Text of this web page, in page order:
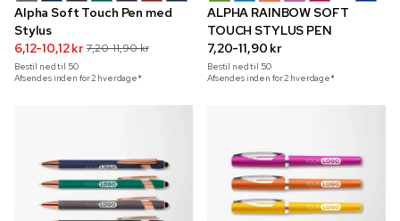
Alpha Soft Touch Pen med
Stylus
6,12-10,12 kr 7,20-11,90 kr
Bestil ned til 50
Afsendes inden for 2 hverdage*
ALPHA RAINBOW SOFT
TOUCH STYLUS PEN
7,20-11,90 kr
Bestil ned til 50
Afsendes inden for 2 hverdage*